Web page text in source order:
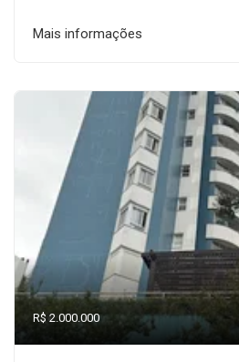
Mais informações
R$ 2.000.000